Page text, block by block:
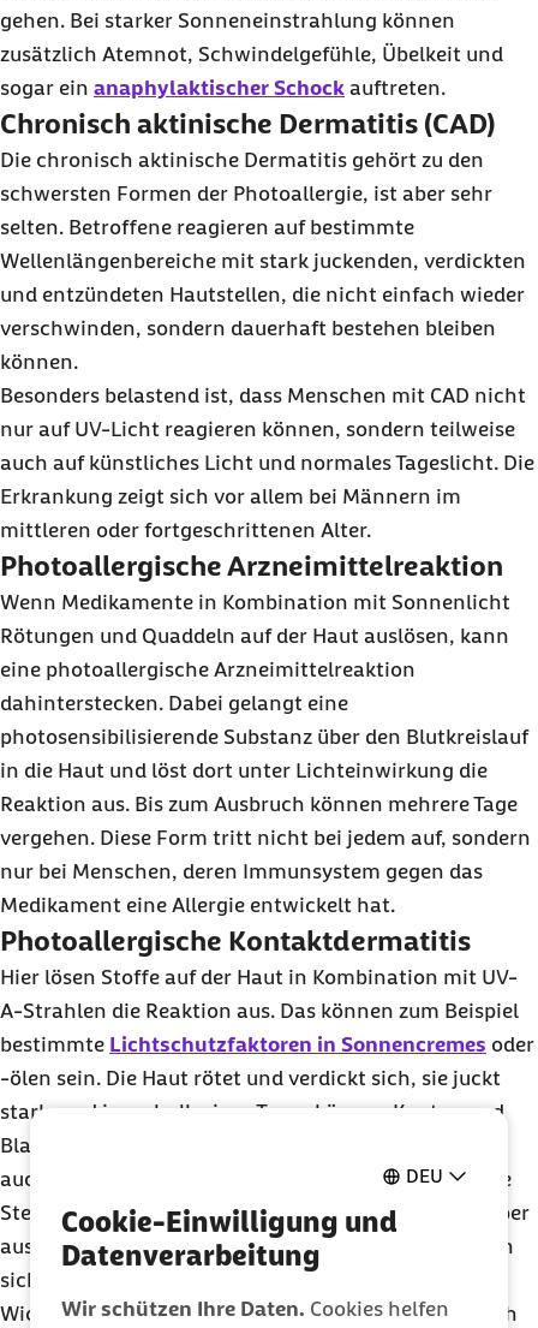
DEU
Cookie-Einwilligung und
Datenverarbeitung
Wir schützen Ihre Daten. Cookies helfen
gehen. Bei starker Sonneneinstrahlung können
zusätzlich Atemnot, Schwindelgefühle, Übelkeit und
sogar ein anaphylaktischer Schock auftreten.
Chronisch aktinische Dermatitis (CAD)
Die chronisch aktinische Dermatitis gehört zu den
schwersten Formen der Photoallergie, ist aber sehr
selten. Betroffene reagieren auf bestimmte
Wellenlängenbereiche mit stark juckenden, verdickten
und entzündeten Hautstellen, die nicht einfach wieder
verschwinden, sondern dauerhaft bestehen bleiben
können.
Besonders belastend ist, dass Menschen mit CAD nicht
nur auf UV-Licht reagieren können, sondern teilweise
auch auf künstliches Licht und normales Tageslicht. Die
Erkrankung zeigt sich vor allem bei Männern im
mittleren oder fortgeschrittenen Alter.
Photoallergische Arzneimittelreaktion
Wenn Medikamente in Kombination mit Sonnenlicht
Rötungen und Quaddeln auf der Haut auslösen, kann
eine photoallergische Arzneimittelreaktion
dahinterstecken. Dabei gelangt eine
photosensibilisierende Substanz über den Blutkreislauf
in die Haut und löst dort unter Lichteinwirkung die
Reaktion aus. Bis zum Ausbruch können mehrere Tage
vergehen. Diese Form tritt nicht bei jedem auf, sondern
nur bei Menschen, deren Immunsystem gegen das
Medikament eine Allergie entwickelt hat.
Photoallergische Kontaktdermatitis
Hier lösen Stoffe auf der Haut in Kombination mit UV-
A-Strahlen die Reaktion aus. Das können zum Beispiel
bestimmte Lichtschutzfaktoren in Sonnencremes oder
-ölen sein. Die Haut rötet und verdickt sich, sie juckt
stark, und innerhalb eines Tages können Knoten und
Blasen entstehen; manchmal schuppt sich die Haut
auch. Zunächst ist die Reaktion oft auf die betroffene
Stelle begrenzt, kann sich aber über den ganzen Körper
ausweiten. Wenn der Auslöser vermieden wird, bilden
sich die Hautveränderungen meist schnell zurück.
Wichtig ist hier auch: Die Symptome zeigen sich nach